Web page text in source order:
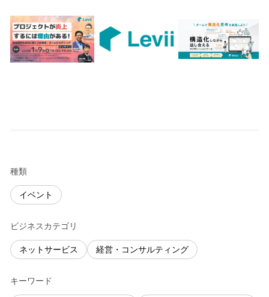
種類
イベント
ビジネスカテゴリ
ネットサービス 経営・コンサルティング
キーワード